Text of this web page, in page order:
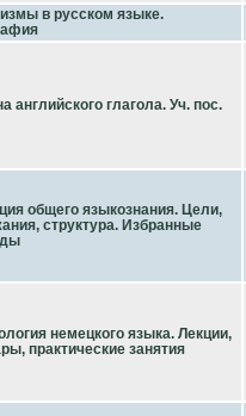
в русском языке.
английского глагола. Уч. пос.
общего языкознания. Цели,
структура. Избранные
немецкого языка. Лекции,
практические занятия